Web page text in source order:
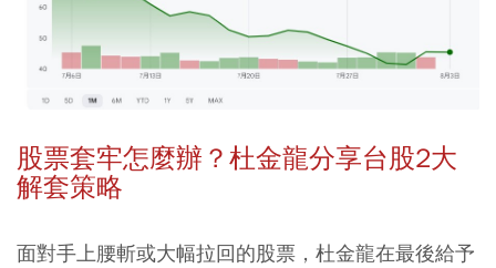
股票套牢怎麼辦？杜金龍分享台股2大
解套策略
面對手上腰斬或大幅拉回的股票，杜金龍在最後給予